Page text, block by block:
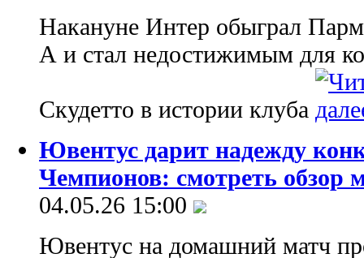
Накануне Интер обыграл
А и стал недостижимым для
Скудетто в истории клуба
Ювентус дарит надежду
Чемпионов: смотреть обзор
04.05.26 15:00
Ювентус на домашний матч